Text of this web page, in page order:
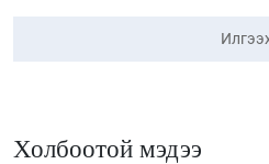
Холбоотой мэдээ